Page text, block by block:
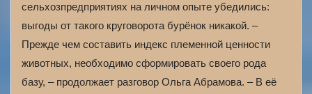
сельхозпредприятиях на личном опыте убедились:
выгоды от такого круговорота бурёнок никакой. –
Прежде чем составить индекс племенной ценности
животных, необходимо сформировать своего рода
базу, – продолжает разговор Ольга Абрамова. – В её